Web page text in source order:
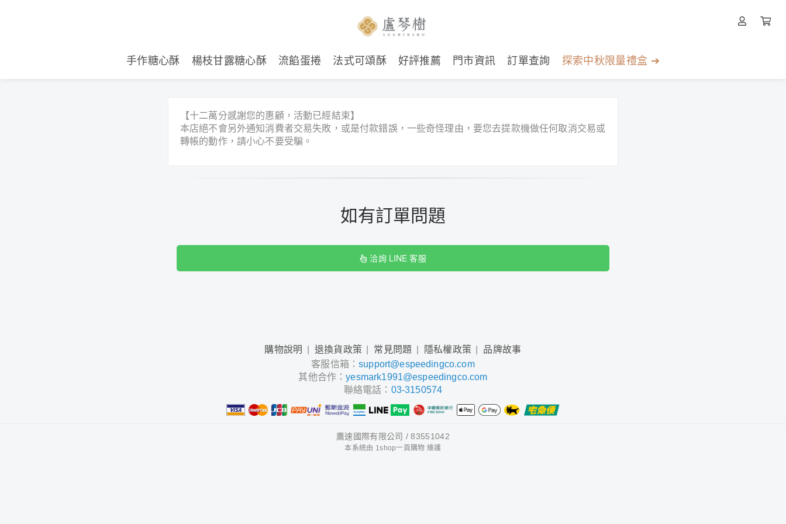
手作糖心酥 楊枝甘露糖心酥 流餡蛋捲 法式可頌酥 好評推薦 門市資訊 訂單查詢 探索中秋限量禮盒 ➔
【十二萬分感謝您的惠顧，活動已經結束】
本店絕不會另外通知消費者交易失敗，或是付款錯誤，一些奇怪理由，要您去提款機做任何取消交易或
轉帳的動作，請小心不要受騙。
如有訂單問題
洽詢 LINE 客服
購物說明 退換貨政策 常見問題 隱私權政策
品牌故事
客服信箱：support@espeedingco.com
其他合作：yesmark1991@espeedingco.com
聯絡電話： 03-3150574
鷹速國際有限公司 / 83551042
本系統由 1shop一頁購物 維護